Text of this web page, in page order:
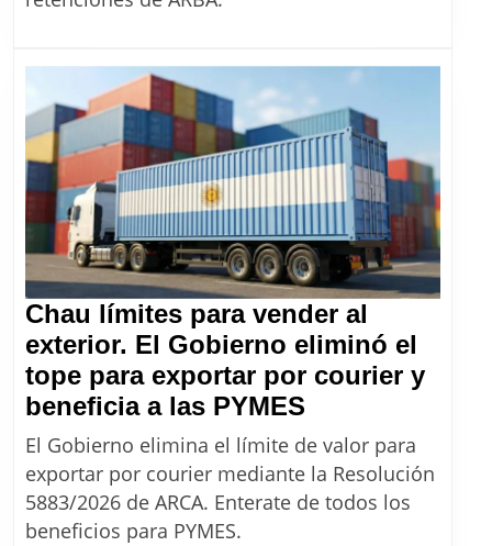
Provincia
que
evita
retenciones
de
Ingresos
Brutos
a
martilleros
Chau límites para vender al
exterior. El Gobierno eliminó el
tope para exportar por courier y
beneficia a las PYMES
límites
para
vender
El Gobierno elimina el límite de valor para
exportar por courier mediante la Resolución
5883/2026 de ARCA. Enterate de todos los
beneficios para PYMES.